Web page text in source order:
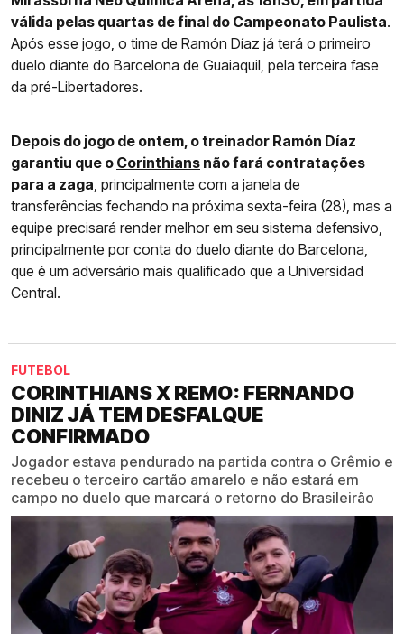
válida pelas quartas de final do Campeonato Paulista.
Após esse jogo, o time de Ramón Díaz já terá o primeiro
duelo diante do Barcelona de Guaiaquil, pela terceira fase
da pré-Libertadores.
Depois do jogo de ontem, o treinador Ramón Díaz
garantiu que o Corinthians não fará contratações
para a zaga, principalmente com a janela de
transferências fechando na próxima sexta-feira (28), mas a
equipe precisará render melhor em seu sistema defensivo,
principalmente por conta do duelo diante do Barcelona,
que é um adversário mais qualificado que a Universidad
Central.
FUTEBOL
CORINTHIANS X REMO: FERNANDO
DINIZ JÁ TEM DESFALQUE
CONFIRMADO
Jogador estava pendurado na partida contra o Grêmio e
recebeu o terceiro cartão amarelo e não estará em
campo no duelo que marcará o retorno do Brasileirão